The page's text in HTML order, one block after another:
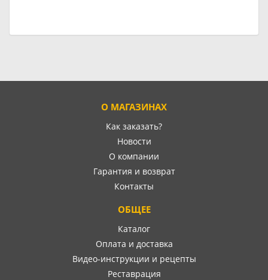
О МАГАЗИНАХ
Как заказать?
Новости
О компании
Гарантия и возврат
Контакты
ОБЩЕЕ
Каталог
Оплата и доставка
Видео-инструкции и рецепты
Реставрация